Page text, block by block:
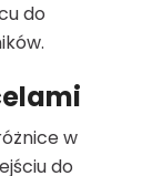
do
w
do